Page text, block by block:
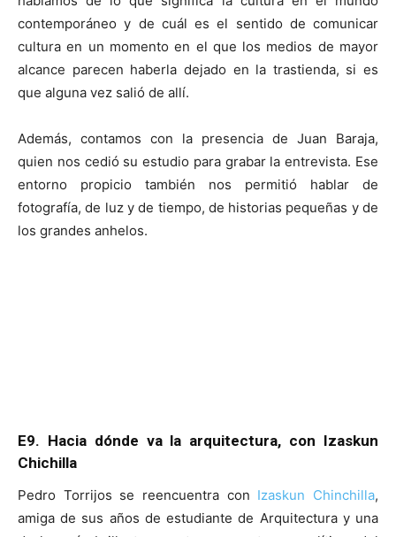
contemporáneo y de cuál es el sentido de comunicar
cultura en un momento en el que los medios de mayor
alcance parecen haberla dejado en la trastienda, si es
que alguna vez salió de allí.
Además, contamos con la presencia de Juan Baraja,
quien nos cedió su estudio para grabar la entrevista. Ese
entorno propicio también nos permitió hablar de
fotografía, de luz y de tiempo, de historias pequeñas y de
los grandes anhelos.
E9. Hacia dónde va la arquitectura, con Izaskun
Chichilla
Pedro Torrijos se reencuentra con Izaskun Chinchilla,
amiga de sus años de estudiante de Arquitectura y una